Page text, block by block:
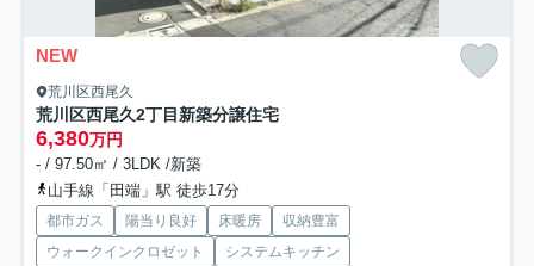
NEW
荒川区西尾久
荒川区西尾久2丁目新築分譲住宅
6,380万円
- / 97.50㎡ / 3LDK /新築
山手線「田端」駅 徒歩17分
都市ガス 陽当り良好 床暖房
収納豊富
ウォークインクロゼット
システムキッチン